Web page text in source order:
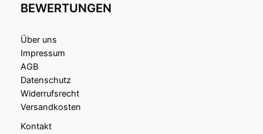
BEWERTUNGEN
Über uns
Impressum
AGB
Datenschutz
Widerrufsrecht
Versandkosten
Kontakt